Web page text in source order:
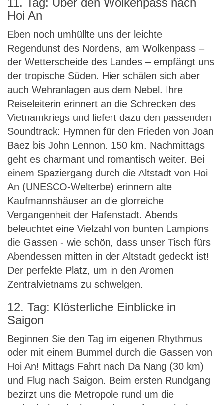
11. Tag: Über den Wolkenpass nach
Hoi An
Eben noch umhüllte uns der leichte
Regendunst des Nordens, am Wolkenpass –
der Wetterscheide des Landes – empfängt uns
der tropische Süden. Hier schälen sich aber
auch Wehranlagen aus dem Nebel. Ihre
Reiseleiterin erinnert an die Schrecken des
Vietnamkriegs und liefert dazu den passenden
Soundtrack: Hymnen für den Frieden von Joan
Baez bis John Lennon. 150 km. Nachmittags
geht es charmant und romantisch weiter. Bei
einem Spaziergang durch die Altstadt von Hoi
An (UNESCO-Welterbe) erinnern alte
Kaufmannshäuser an die glorreiche
Vergangenheit der Hafenstadt. Abends
beleuchtet eine Vielzahl von bunten Lampions
die Gassen - wie schön, dass unser Tisch fürs
Abendessen mitten in der Altstadt gedeckt ist!
Der perfekte Platz, um in den Aromen
Zentralvietnams zu schwelgen.
12. Tag: Klösterliche Einblicke in
Saigon
Beginnen Sie den Tag im eigenen Rhythmus
oder mit einem Bummel durch die Gassen von
Hoi An! Mittags Fahrt nach Da Nang (30 km)
und Flug nach Saigon. Beim ersten Rundgang
bezirzt uns die Metropole rund um die